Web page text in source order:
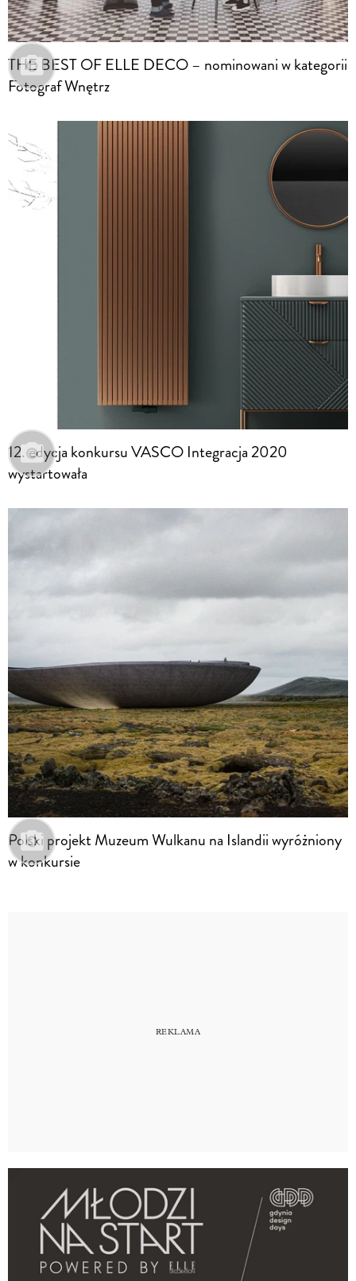
THE BEST OF ELLE DECO – nominowani w kategorii
Fotograf Wnętrz
12. edycja konkursu VASCO Integracja 2020
wystartowała
Polski projekt Muzeum Wulkanu na Islandii wyróżniony
w konkursie